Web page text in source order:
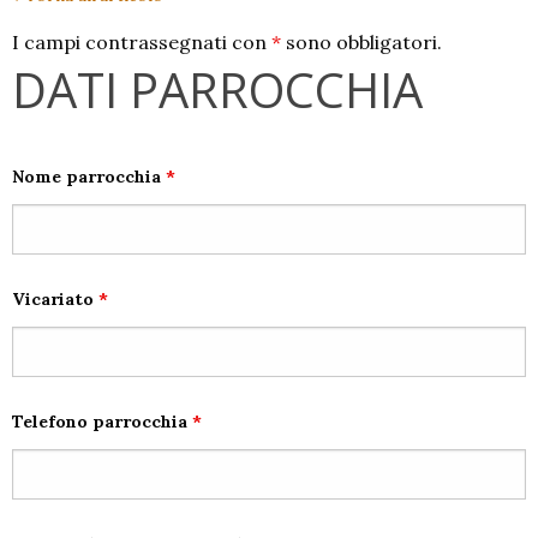
I campi contrassegnati con * sono obbligatori.
DATI PARROCCHIA
Nome parrocchia *
Vicariato *
Telefono parrocchia *